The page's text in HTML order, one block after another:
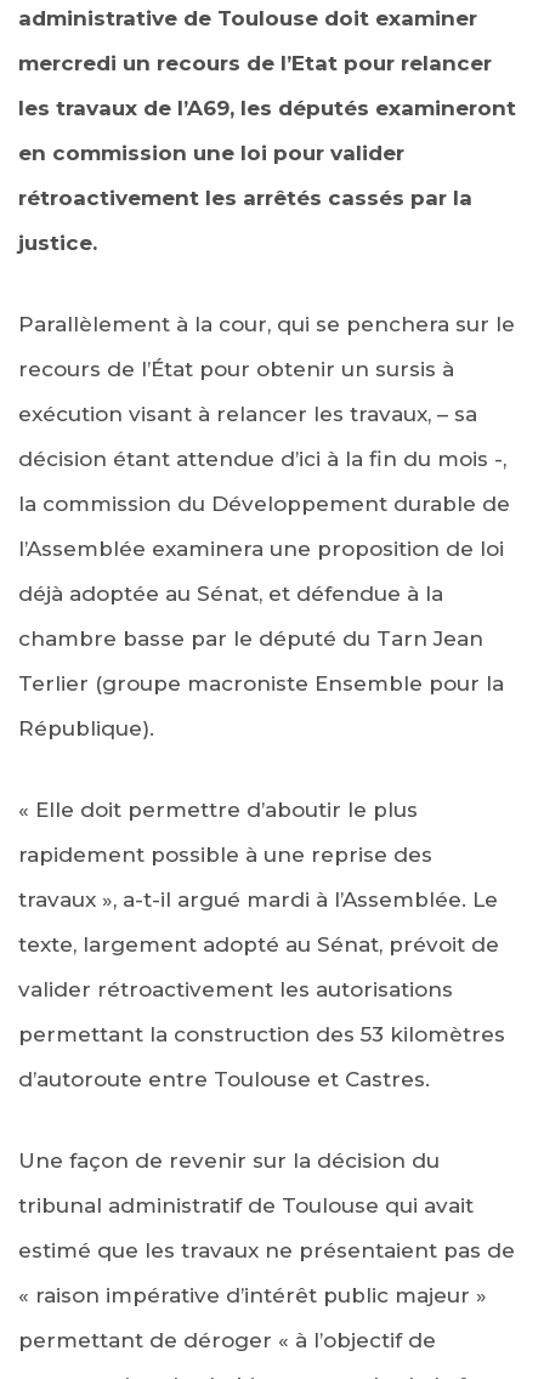
administrative de Toulouse doit examiner
mercredi un recours de l’Etat pour relancer
les travaux de l’A69, les députés examineront
en commission une loi pour valider
rétroactivement les arrêtés cassés par la
justice.
Parallèlement à la cour, qui se penchera sur le
recours de l’État pour obtenir un sursis à
exécution visant à relancer les travaux, – sa
décision étant attendue d’ici à la fin du mois -,
la commission du Développement durable de
l’Assemblée examinera une proposition de loi
déjà adoptée au Sénat, et défendue à la
chambre basse par le député du Tarn Jean
Terlier (groupe macroniste Ensemble pour la
République).
« Elle doit permettre d’aboutir le plus
rapidement possible à une reprise des
travaux », a-t-il argué mardi à l’Assemblée. Le
texte, largement adopté au Sénat, prévoit de
valider rétroactivement les autorisations
permettant la construction des 53 kilomètres
d’autoroute entre Toulouse et Castres.
Une façon de revenir sur la décision du
tribunal administratif de Toulouse qui avait
estimé que les travaux ne présentaient pas de
« raison impérative d’intérêt public majeur »
permettant de déroger « à l’objectif de